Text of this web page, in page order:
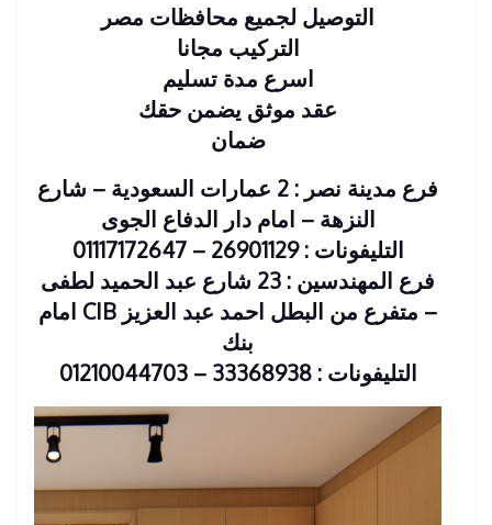
التوصيل لجميع محافظات مصر
التركيب مجانا
اسرع مدة تسليم
عقد موثق يضمن حقك
ضمان
فرع مدينة نصر : 2 عمارات السعودية – شارع
النزهة – امام دار الدفاع الجوى
التليفونات : 26901129 – 01117172647
فرع المهندسين : 23 شارع عبد الحميد لطفى
– متفرع من البطل احمد عبد العزيز CIB امام
بنك
التليفونات : 33368938 – 01210044703